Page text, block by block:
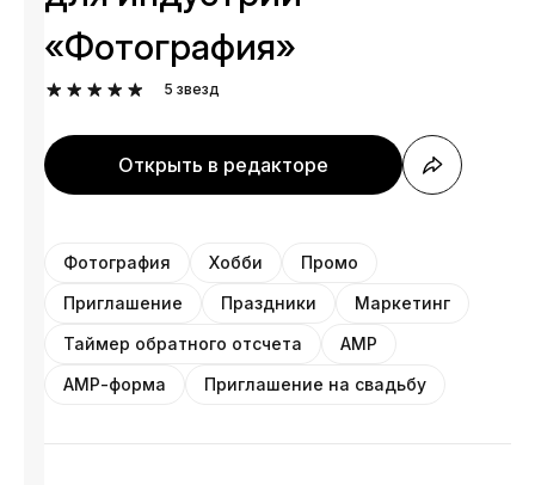
«Фотография»
5 звезд
Открыть в редакторе
Фотография Хобби
Промо
Приглашение
Праздники
Маркетинг
Таймер обратного отсчета
AMP
АМР-форма
Приглашение на свадьбу